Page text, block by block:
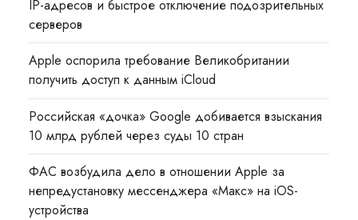
IP-адресов и быстрое отключение подозрительных
серверов
Apple оспорила требование Великобритании
получить доступ к данным iCloud
Российская «дочка» Google добивается взыскания
10 млрд рублей через суды 10 стран
ФАС возбудила дело в отношении Apple за
непредустановку мессенджера «Макс» на iOS-
устройства